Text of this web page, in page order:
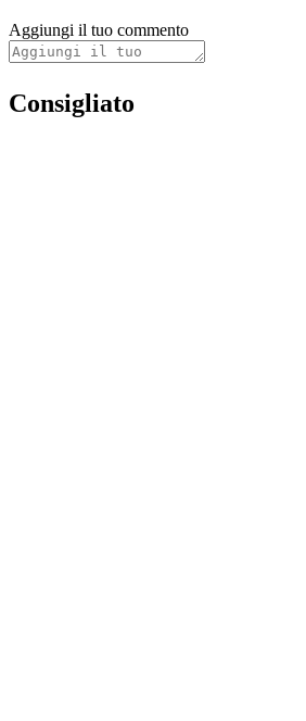
Aggiungi il tuo commento
Consigliato